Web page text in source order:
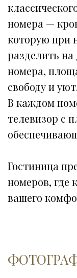
номера —
которую при
разделить
номера,
свободу и
В каждом
телевизор с
Гостиница
номеров, где
вашего